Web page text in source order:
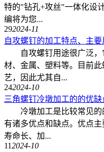
特的"钻孔+攻丝"一体化设
编将为您...
292024-11
自攻螺钉的加工特点、主
自攻螺钉用途很广泛，
材、金属、塑料等。目前
艺，因此尤其自...
242024-10
三角螺钉冷墩加工的的优缺
冷墩加工是比较常见的
有诸多优点和缺点。优点
寿命长、加...
112024-10